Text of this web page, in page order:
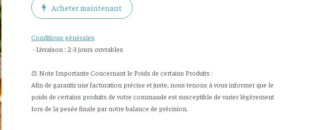
Acheter maintenant
Conditions générales
- Livraison : 2-3 jours ouvrables
⚖️ Note Importante Concernant le Poids de certains Produits :
Afin de garantir une facturation précise et juste, nous tenons à vous informer que le
poids de certains produits de votre commande est susceptible de varier légèrement
lors de la pesée finale par notre balance de précision.